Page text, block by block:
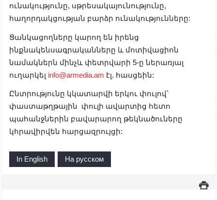
ունակությունը, սթրեսակայունությունը,
հաղորդակցության բարձր ունակությունները:
Ցանկացողները կարող են իրենց
ինքնակենսագրականները և մոտիվացիոն
նամակներն մինչև փետրվարի 5-ը ներառյալ
ուղարկել info@armedia.am էլ. հասցեին:
Ընտրությունը կկատարվի երկու փուլով՝
փաստաթղթային փուլի ավարտից հետո
պահանջներին բավարարող թեկնածուները
կհրավիրվեն հարցազրույցի:
In English На русском